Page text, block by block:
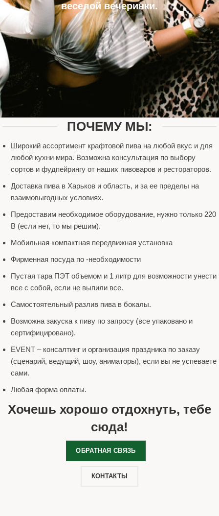
веселой вечеринки.
ПОЧЕМУ МЫ:
Широкий ассортимент крафтовой пива на любой вкус и для
любой кухни мира. Возможна консультация по выбору
сортов и фудпейрингу от наших пивоваров и рестораторов.
Доставка пива в Харьков и область, и за ее пределы на
взаимовыгодных условиях.
Предоставим необходимое оборудование, нужно только 220
В (если нет, то мы решим).
Мобильная компактная передвижная установка
Фирменная посуда по -необходимости
Пустая тара ПЭТ объемом и 1 литр для возможности унести
все с собой, если не выпили все.
Самостоятельный разлив пива в бокалы.
Возможна закуска к пиву по запросу (все упаковано и
сертифицировано).
EVENT – консалтинг и организация праздника по заказу
(сценарий, ведущий, шоу, аниматоры), если вы не успеваете
сами.
Любая форма оплаты.
Хочешь хорошо отдохнуть, тебе
сюда!
ОБРАТНАЯ СВЯЗЬ
КОНТАКТЫ